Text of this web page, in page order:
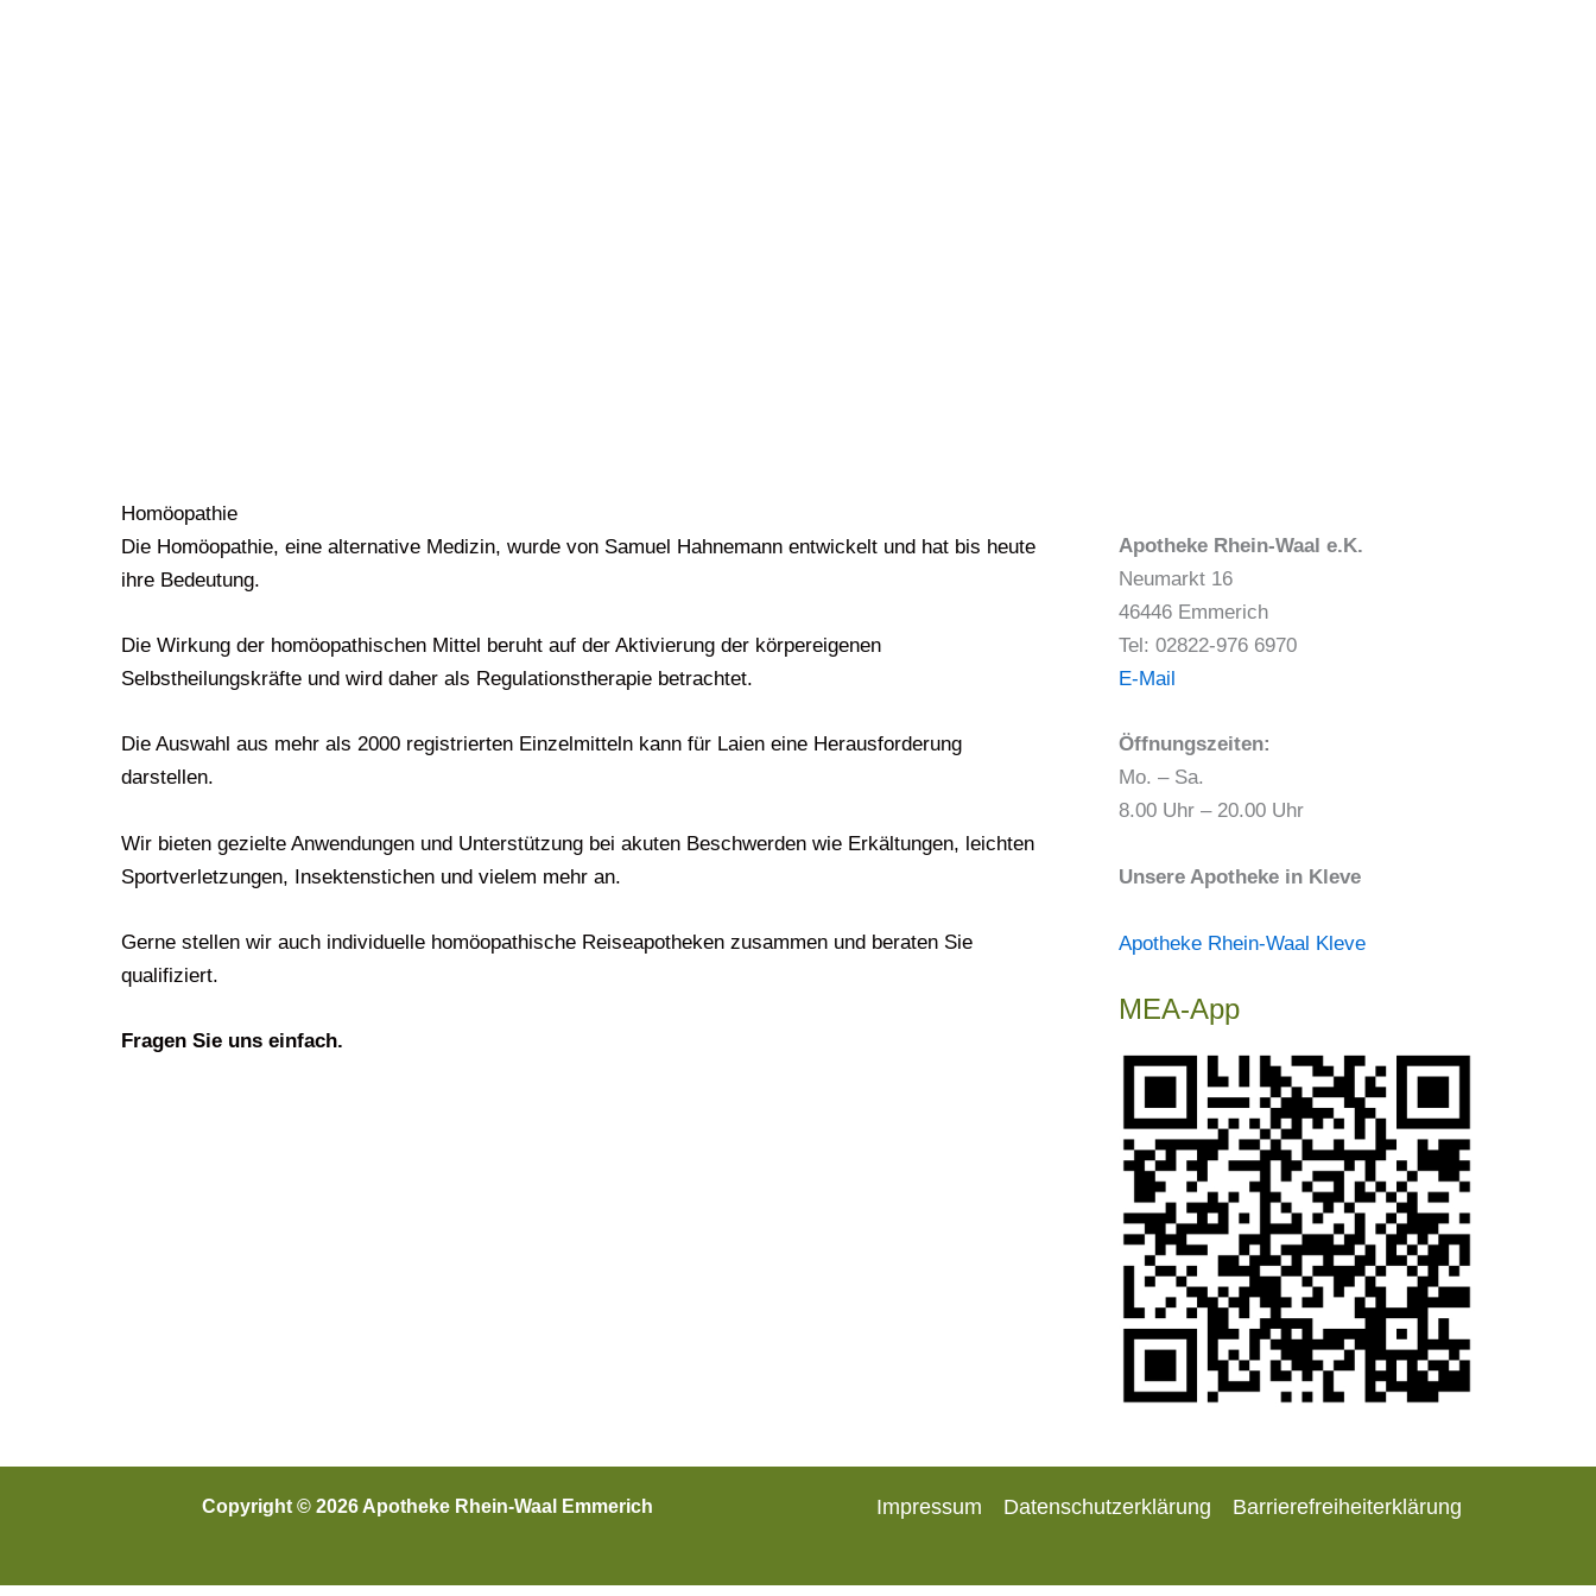
Homöopathie
Die Homöopathie, eine alternative Medizin, wurde von Samuel Hahnemann entwickelt und hat bis heute
ihre Bedeutung.
Die Wirkung der homöopathischen Mittel beruht auf der Aktivierung der körpereigenen
Selbstheilungskräfte und wird daher als Regulationstherapie betrachtet.
Die Auswahl aus mehr als 2000 registrierten Einzelmitteln kann für Laien eine Herausforderung
darstellen.
Wir bieten gezielte Anwendungen und Unterstützung bei akuten Beschwerden wie Erkältungen, leichten
Sportverletzungen, Insektenstichen und vielem mehr an.
Gerne stellen wir auch individuelle homöopathische Reiseapotheken zusammen und beraten Sie
qualifiziert.
Fragen Sie uns einfach.
Apotheke Rhein-Waal e.K.
Neumarkt 16
46446 Emmerich
Tel: 02822-976 6970
E-Mail
Öffnungszeiten:
Mo. – Sa.
8.00 Uhr – 20.00 Uhr
Unsere Apotheke in Kleve
Apotheke Rhein-Waal Kleve
MEA-App
Copyright © 2026 Apotheke Rhein-Waal Emmerich Impressum Datenschutzerklärung Barrierefreiheiterklärung